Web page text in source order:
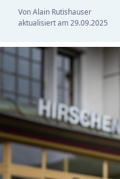
Von Alain Rutishauser
aktualisiert am29.09.2025